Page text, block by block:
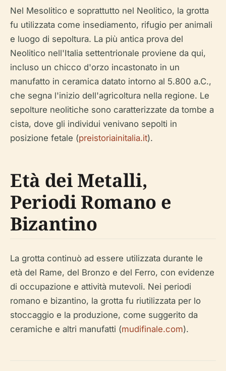
Nel Mesolitico e soprattutto nel Neolitico, la grotta
fu utilizzata come insediamento, rifugio per animali
e luogo di sepoltura. La più antica prova del
Neolitico nell'Italia settentrionale proviene da qui,
incluso un chicco d'orzo incastonato in un
manufatto in ceramica datato intorno al 5.800 a.C.,
che segna l'inizio dell'agricoltura nella regione. Le
sepolture neolitiche sono caratterizzate da tombe a
cista, dove gli individui venivano sepolti in
posizione fetale (preistoriainitalia.it).
Età dei Metalli,
Periodi Romano e
Bizantino
La grotta continuò ad essere utilizzata durante le
età del Rame, del Bronzo e del Ferro, con evidenze
di occupazione e attività mutevoli. Nei periodi
romano e bizantino, la grotta fu riutilizzata per lo
stoccaggio e la produzione, come suggerito da
ceramiche e altri manufatti (mudifinale.com).